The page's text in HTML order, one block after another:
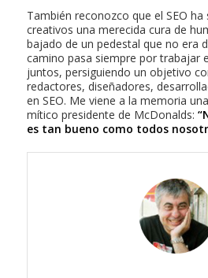
También reconozco que el SEO
creativos una merecida cura de
bajado de un pedestal que no era
camino pasa siempre por trabajar
juntos, persiguiendo un objetivo
redactores, diseñadores,
en SEO. Me viene a la memoria
mítico presidente de McDonalds:
es tan bueno como todos